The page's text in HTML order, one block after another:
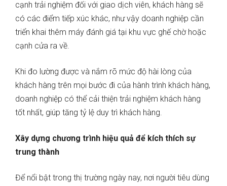
cạnh trải nghiệm đối với giao dịch viên, khách hàng sẽ
có các điểm tiếp xúc khác, như vậy doanh nghiệp cần
triển khai thêm máy đánh giá tại khu vực ghế chờ hoặc
cạnh cửa ra về.
Khi đo lường được và nắm rõ mức độ hài lòng của
khách hàng trên mọi bước đi của hành trình khách hàng,
doanh nghiệp có thể cải thiện trải nghiệm khách hàng
tốt nhất, giúp tăng tỷ lệ duy trì khách hàng.
Xây dựng chương trình hiệu quả để kích thích sự
trung thành
Để nổi bật trong thị trường ngày nay, nơi người tiêu dùng